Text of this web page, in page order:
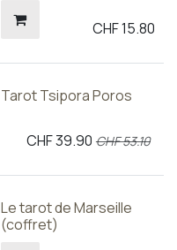
CHF15.80
Tarot Tsipora Poros
CHF39.90 CHF53.10
Le tarot de Marseille
(coffret)